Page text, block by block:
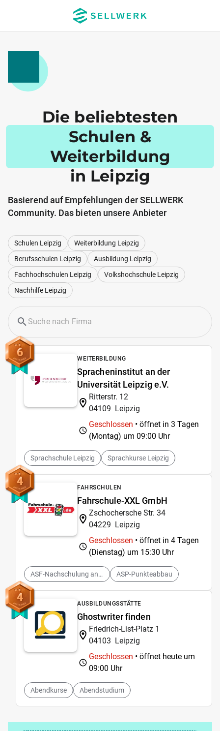
Die beliebtesten
Schulen &
Weiterbildung
in Leipzig
Basierend auf Empfehlungen der SELLWERK
Community. Das bieten unsere Anbieter
Schulen Leipzig
Weiterbildung Leipzig
Berufsschulen Leipzig
Ausbildung Leipzig
Fachhochschulen Leipzig
Volkshochschule Leipzig
Nachhilfe Leipzig
6 WEITERBILDUNG
Spracheninstitut an der
Universität Leipzig e.V.
Ritterstr. 12
04109 Leipzig
Geschlossen • öffnet in 3 Tagen
(Montag) um 09:00 Uhr
Sprachschule Leipzig Sprachkurse Leipzig
4 FAHRSCHULEN
Fahrschule-XXL GmbH
Zschochersche Str. 34
04229 Leipzig
Geschlossen • öffnet in 4 Tagen
(Dienstag) um 15:30 Uhr
ASF-Nachschulung anbieten ASP-Punkteabbau
4 AUSBILDUNGSSTÄTTE
Ghostwriter finden
Friedrich-List-Platz 1
04103 Leipzig
Geschlossen • öffnet heute um
09:00 Uhr
Abendkurse Abendstudium